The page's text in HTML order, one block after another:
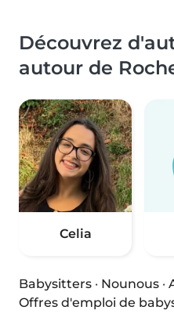
Découvrez
autour de
Celia
Babysitters · Nounous ·
Offres d'emploi de